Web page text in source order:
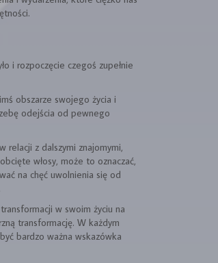
i rozpoczęcie czegoś zupełnie
obszarze swojego życia i
odejścia od pewnego
relacji z dalszymi znajomymi,
włosy, może to oznaczać,
na chęć uwolnienia się od
w swoim życiu na
transformację. W każdym
bardzo ważna wskazówka